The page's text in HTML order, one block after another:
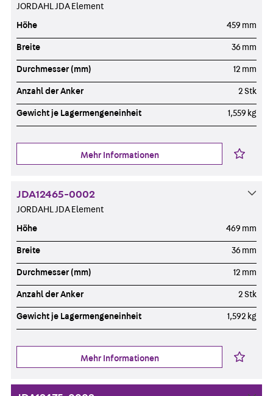
JORDAHL JDA Element
Höhe 459 mm
Breite 36 mm
Durchmesser (mm) 12 mm
Anzahl der Anker 2 Stk
Gewicht je Lagermengeneinheit 1,559 kg
Mehr Informationen
JDA12465-0002
JORDAHL JDA Element
Höhe 469 mm
Breite 36 mm
Durchmesser (mm) 12 mm
Anzahl der Anker 2 Stk
Gewicht je Lagermengeneinheit 1,592 kg
Mehr Informationen